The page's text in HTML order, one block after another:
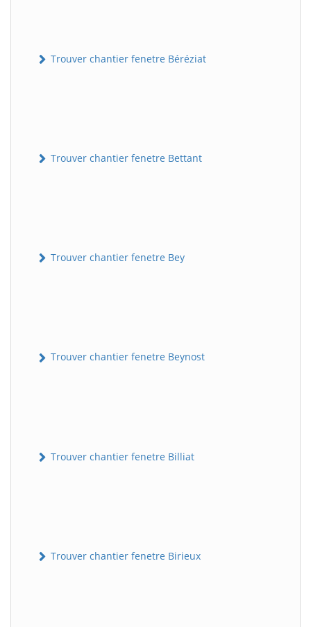
Trouver chantier fenetre Béréziat
Trouver chantier fenetre Bettant
Trouver chantier fenetre Bey
Trouver chantier fenetre Beynost
Trouver chantier fenetre Billiat
Trouver chantier fenetre Birieux